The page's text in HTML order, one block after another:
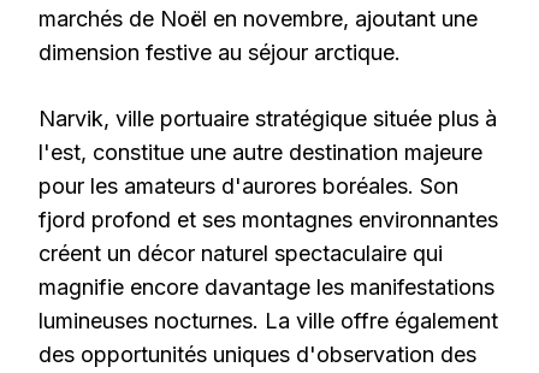
marchés de Noël en novembre, ajoutant une
dimension festive au séjour arctique.
Narvik, ville portuaire stratégique située plus à
l'est, constitue une autre destination majeure
pour les amateurs d'aurores boréales. Son
fjord profond et ses montagnes environnantes
créent un décor naturel spectaculaire qui
magnifie encore davantage les manifestations
lumineuses nocturnes. La ville offre également
des opportunités uniques d'observation des